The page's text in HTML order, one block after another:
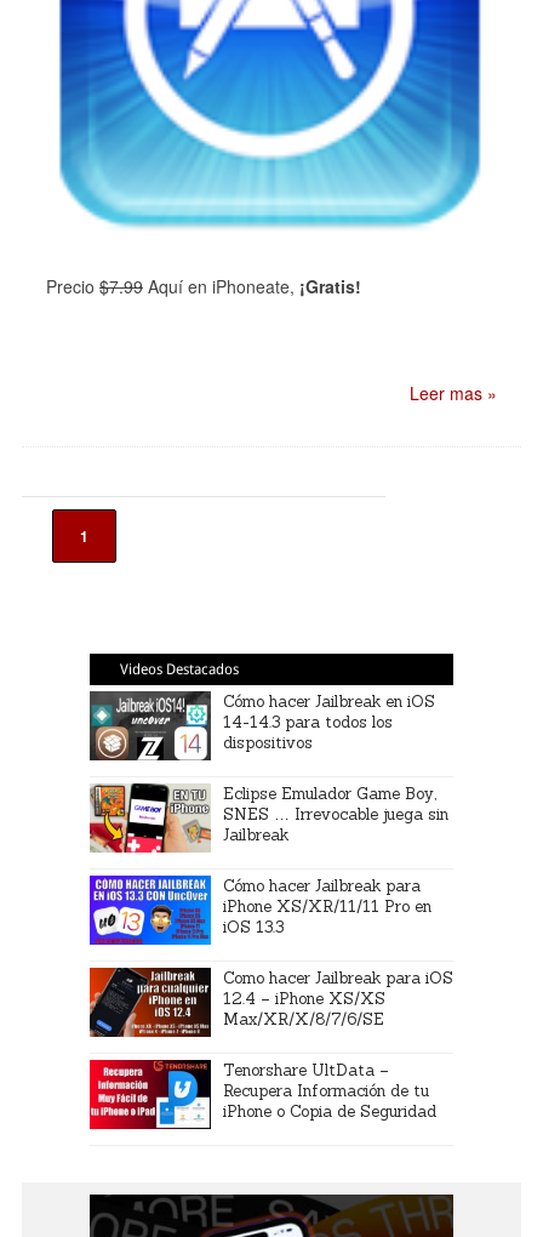
Precio $7.99 Aquí en iPhoneate, ¡Gratis!
Leer mas »
1
Videos Destacados
Cómo hacer Jailbreak en iOS
14-14.3 para todos los
dispositivos
Eclipse Emulador Game Boy,
SNES … Irrevocable juega sin
Jailbreak
Cómo hacer Jailbreak para
iPhone XS/XR/11/11 Pro en
iOS 13.3
Como hacer Jailbreak para iOS
12.4 – iPhone XS/XS
Max/XR/X/8/7/6/SE
Tenorshare UltData –
Recupera Información de tu
iPhone o Copia de Seguridad